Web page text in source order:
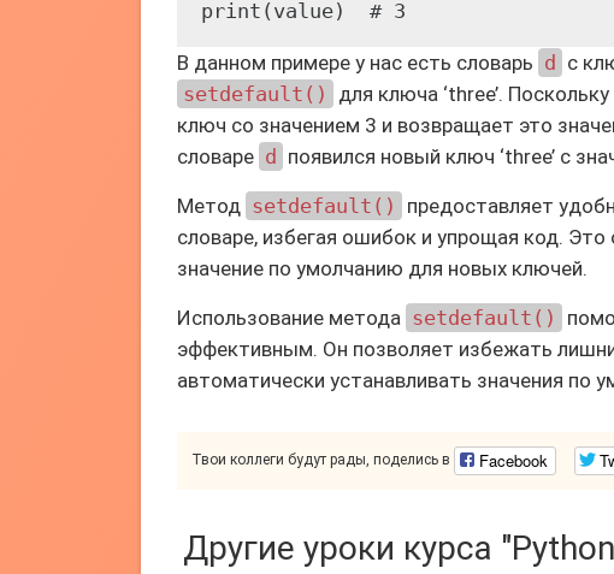
В данном примере у нас есть словарь d
с
setdefault()
для ключа ‘three’.
ключ со значением 3 и возвращает это
словаре d появился новый ключ ‘three’ с
Метод setdefault()
предоставляет
словаре, избегая ошибок и упрощая код.
значение по умолчанию для новых ключей.
Использование метода setdefault()
эффективным. Он позволяет избежать
автоматически устанавливать значения
Твои коллеги будут рады, поделись в Facebook
Другие уроки курса